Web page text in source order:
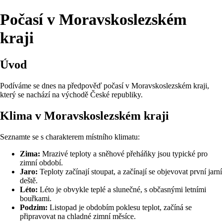
Počasí v Moravskoslezském
kraji
Úvod
Podíváme se dnes na předpověď počasí v Moravskoslezském kraji,
který se nachází na východě České republiky.
Klima v Moravskoslezském kraji
Seznamte se s charakterem místního klimatu:
Zima: Mrazivé teploty a sněhové přeháňky jsou typické pro
zimní období.
Jaro: Teploty začínají stoupat, a začínají se objevovat první jarní
deště.
Léto: Léto je obvykle teplé a slunečné, s občasnými letními
bouřkami.
Podzim: Listopad je obdobím poklesu teplot, začíná se
připravovat na chladné zimní měsíce.